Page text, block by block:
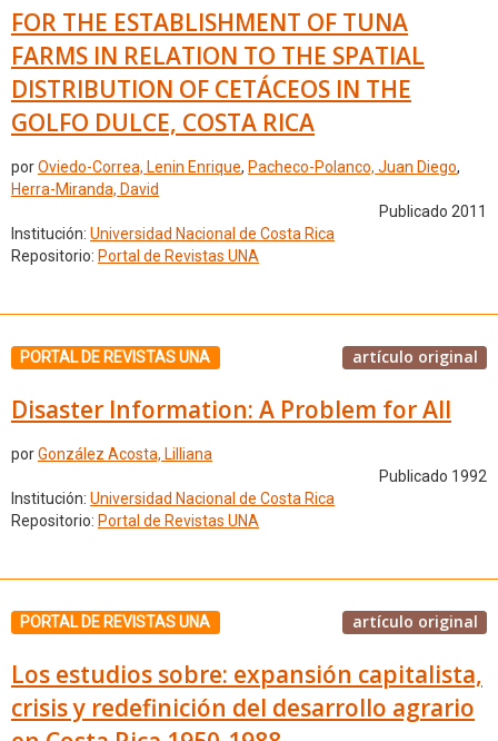
FOR THE ESTABLISHMENT OF TUNA
FARMS IN RELATION TO THE SPATIAL
DISTRIBUTION OF CETÁCEOS IN THE
GOLFO DULCE, COSTA RICA
porOviedo-Correa, Lenin Enrique, Pacheco-Polanco, Juan Diego,
Herra-Miranda, David
Publicado 2011
Institución: Universidad Nacional de Costa Rica
Repositorio: Portal de Revistas UNA
PORTAL DE REVISTAS UNA artículo original
Disaster Information: A Problem for All
porGonzález Acosta, Lilliana
Publicado 1992
Institución: Universidad Nacional de Costa Rica
Repositorio: Portal de Revistas UNA
PORTAL DE REVISTAS UNA artículo original
Los estudios sobre: expansión capitalista,
crisis y redefinición del desarrollo agrario